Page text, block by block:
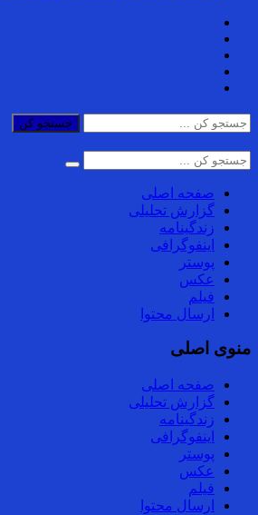
جستجو کن
صفحه اصلی
گزارش تحلیلی
زندگینامه
اینفوگرافی
پوستر
عکس
فیلم
ارسال محتوا
منوی اصلی
صفحه اصلی
گزارش تحلیلی
زندگینامه
اینفوگرافی
پوستر
عکس
فیلم
ارسال محتوا